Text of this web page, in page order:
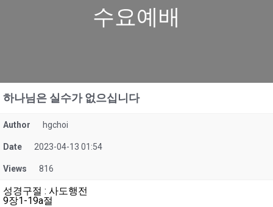
수요예배
하나님은 실수가 없으십니다
Author hgchoi
Date 2023-04-13 01:54
Views 816
성경구절 : 사도행전
9장1-19a절